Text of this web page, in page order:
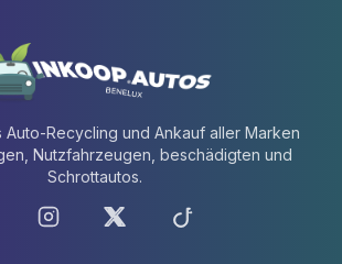
Auto-Recycling und Ankauf aller Marken
Nutzfahrzeugen, beschädigten und
Schrottautos.